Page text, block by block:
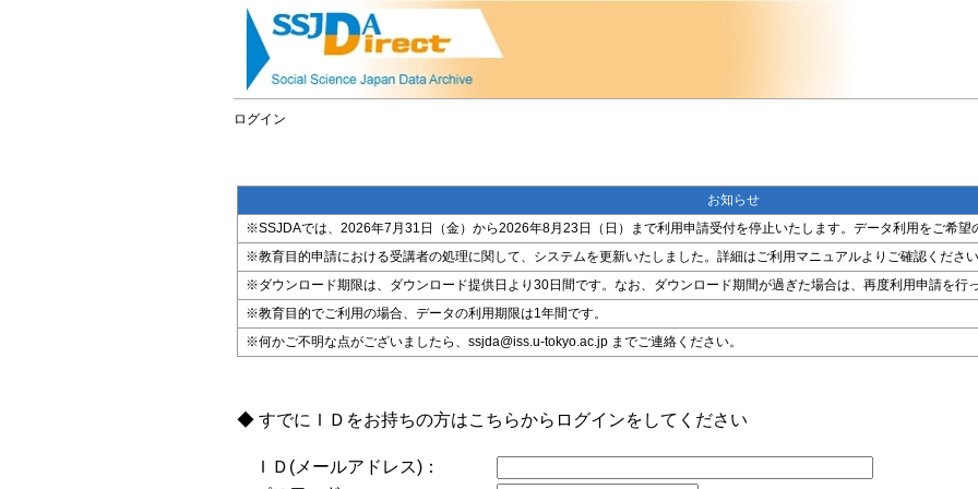
ログイン
お知らせ
※SSJDAでは、2026年7月31日（金）から2026年8月23日（日）まで利用申請受付を停止いたします。データ利用をご希望
※教育目的申請における受講者の処理に関して、システムを更新いたしました。詳細はご利用マニュアルよりご確認くださ
※ダウンロード期限は、ダウンロード提供日より30日間です。なお、ダウンロード期間が過ぎた場合は、再度利用申請を行
※教育目的でご利用の場合、データの利用期限は1年間です。
※何かご不明な点がございましたら、ssjda@iss.u-tokyo.ac.jp までご連絡ください。
◆ すでにＩＤをお持ちの方はこちらからログインをしてください
ＩＤ(メールアドレス)：